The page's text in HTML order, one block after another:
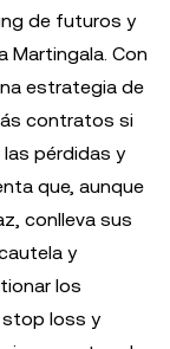
de futuros y
Martingala. Con
estrategia de
contratos si
pérdidas y
que, aunque
conlleva sus
y
los
stop loss y